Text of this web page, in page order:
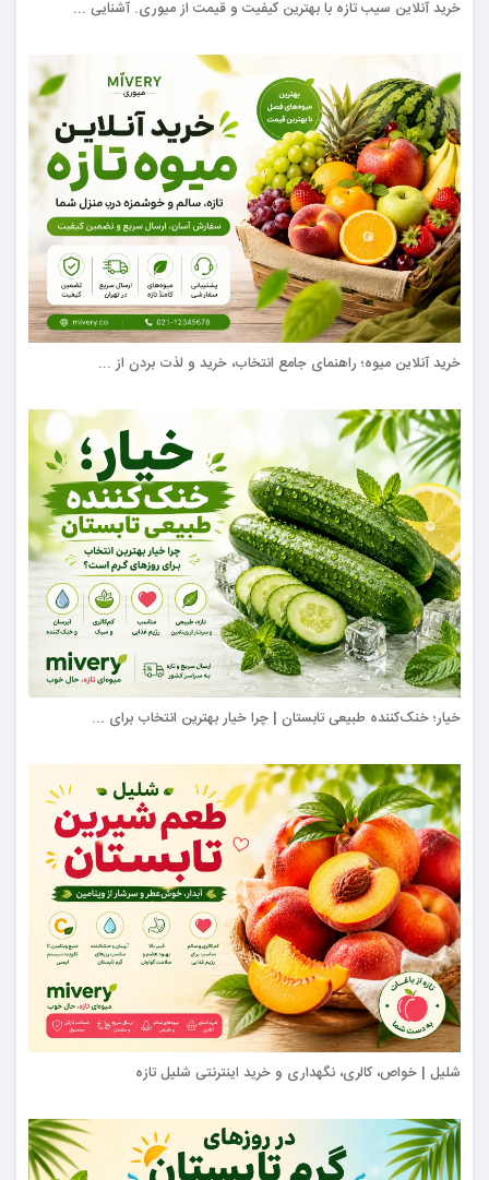
خرید آنلاین سیب تازه با بهترین کیفیت و قیمت از میوری. آشنایی ...
خرید آنلاین میوه؛ راهنمای جامع انتخاب، خرید و لذت بردن از ...
خیار؛ خنک‌کننده طبیعی تابستان | چرا خیار بهترین انتخاب برای ...
شلیل | خواص، کالری، نگهداری و خرید اینترنتی شلیل تازه